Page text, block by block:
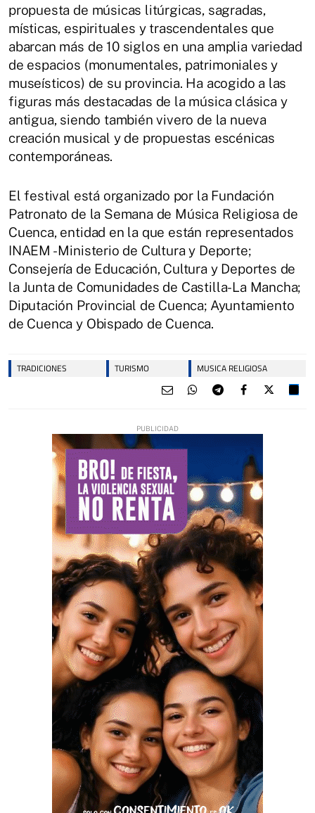
propuesta de músicas litúrgicas, sagradas,
místicas, espirituales y trascendentales que
abarcan más de 10 siglos en una amplia variedad
de espacios (monumentales, patrimoniales y
museísticos) de su provincia. Ha acogido a las
figuras más destacadas de la música clásica y
antigua, siendo también vivero de la nueva
creación musical y de propuestas escénicas
contemporáneas.
El festival está organizado por la Fundación
Patronato de la Semana de Música Religiosa de
Cuenca, entidad en la que están representados
INAEM - Ministerio de Cultura y Deporte;
Consejería de Educación, Cultura y Deportes de
la Junta de Comunidades de Castilla-La Mancha;
Diputación Provincial de Cuenca; Ayuntamiento
de Cuenca y Obispado de Cuenca.
TRADICIONES TURISMO MUSICA RELIGIOSA